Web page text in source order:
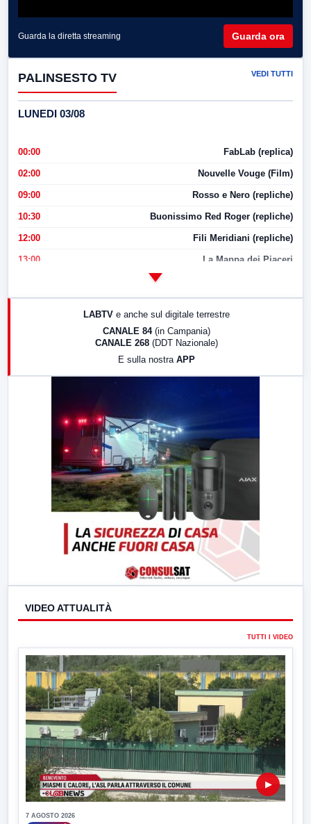
Guarda la diretta streaming Guarda ora
PALINSESTO TV VEDI TUTTI
LUNEDI 03/08
00:00 FabLab (replica)
02:00 Nouvelle Vouge (Film)
09:00 Rosso e Nero (repliche)
10:30 Buonissimo Red Roger (repliche)
12:00 Fili Meridiani (repliche)
13:00 La Mappa dei Piaceri
LABTV e anche sul digitale terrestre
CANALE 84 (in Campania)
CANALE 268 (DDT Nazionale)
E sulla nostra APP
VIDEO ATTUALITÀ
TUTTI I VIDEO
▶
7 AGOSTO 2026